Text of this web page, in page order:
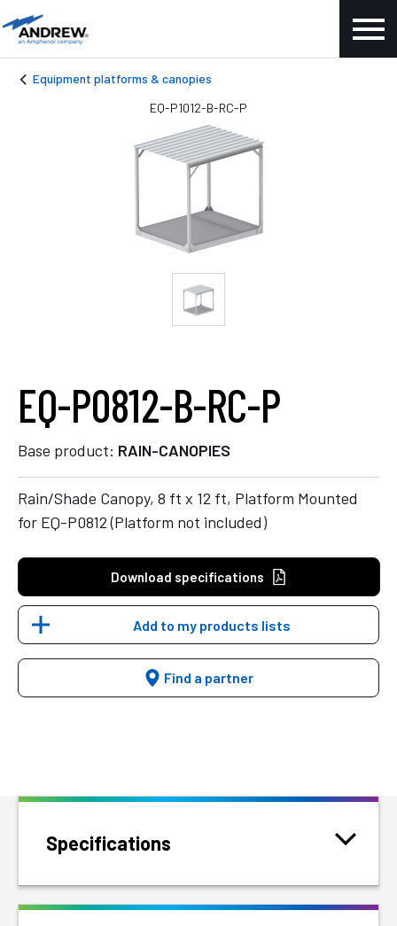
Equipment platforms & canopies
EQ-P0812-B-RC-P
Base product: RAIN-CANOPIES
Rain/Shade Canopy, 8 ft x 12 ft, Platform Mounted
for EQ-P0812 (Platform not included)
Download specifications
Add to my products lists
Find a partner
EQ-P1012-B-RC-P
Specifications